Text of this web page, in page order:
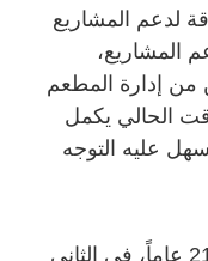
لدعم المشاريع
المشاريع،
من إدارة المطعم
الحالي يكمل
عليه التوجه
المشروع الذي بدأه الكعبي وعمره 21 عاماً، في الثاني